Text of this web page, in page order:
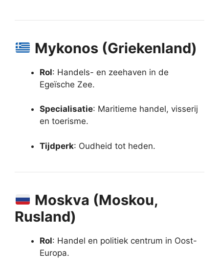
Mykonos (Griekenland)
Rol: Handels- en zeehaven in de
Egeïsche Zee.
Specialisatie: Maritieme handel, visserij
en toerisme.
Tijdperk: Oudheid tot heden.
Moskva (Moskou,
Rusland)
Rol: Handel en politiek centrum in Oost-
Europa.